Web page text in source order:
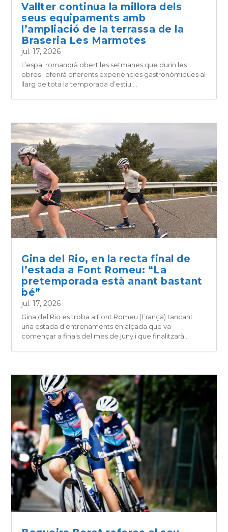
Vallter continua la millora dels
seus equipaments amb
l’ampliació de la terrassa de la
Braseria Les Marmotes
jul. 17, 2026
L’espai romandrà obert les setmanes que durin les
obres i oferirà diferents experiències gastronòmiques al
llarg de tota la temporada d’estiu....
Gina del Rio, en la recta final de
l’estada a Font Romeu: “La
pretemporada està anant bastant
bé”
jul. 17, 2026
Gina del Rio es troba a Font Romeu (França) tancant
una estada d’entrenaments en alçada que va
començar a finals del mes de juny i que finalitzarà...